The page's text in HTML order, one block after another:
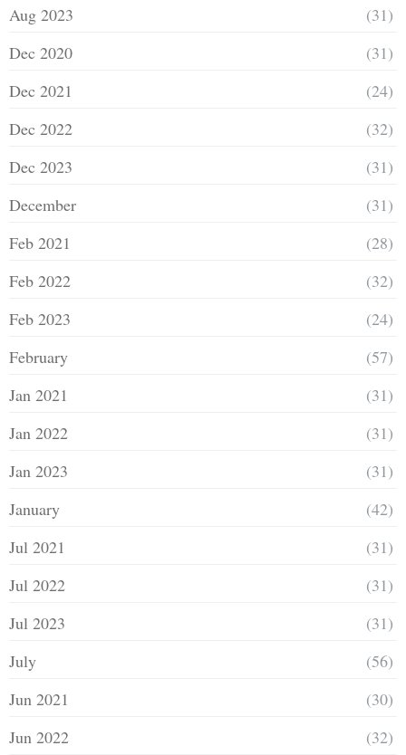
Aug 2023
(31)
Dec 2020
(31)
Dec 2021
(24)
Dec 2022
(32)
Dec 2023
(31)
December
(31)
Feb 2021
(28)
Feb 2022
(32)
Feb 2023
(24)
February
(57)
Jan 2021
(31)
Jan 2022
(31)
Jan 2023
(31)
January
(42)
Jul 2021
(31)
Jul 2022
(31)
Jul 2023
(31)
July
(56)
Jun 2021
(30)
Jun 2022
(32)